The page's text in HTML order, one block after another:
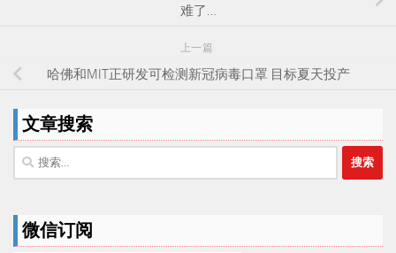
难了…
上一篇
哈佛和MIT正研发可检测新冠病毒口罩 目标夏天投产
文章搜索
搜
索：
微信订阅